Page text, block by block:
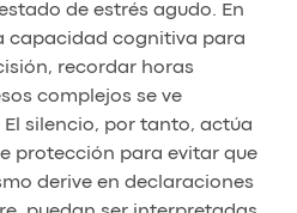
de estrés agudo. En
capacidad cognitiva para
recordar horas
complejos se ve
silencio, por tanto, actúa
protección para evitar que
derive en declaraciones